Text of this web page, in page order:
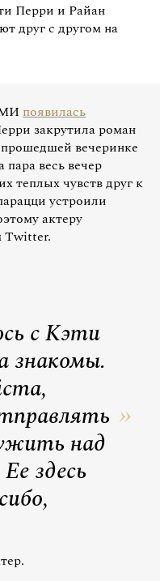
Перри и Райан
друг с другом на
появилась
закрутила роман
вечеринке
весь вечер
теплых чувств друг к
устроили
актеру
Twitter.
с Кэти
знакомы.
над
здесь